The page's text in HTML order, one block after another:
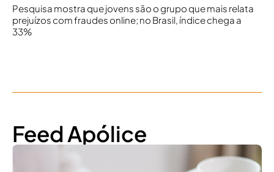
Pesquisa mostra que jovens são o grupo que mais relata
prejuízos com fraudes online; no Brasil, índice chega a
33%
Feed Apólice